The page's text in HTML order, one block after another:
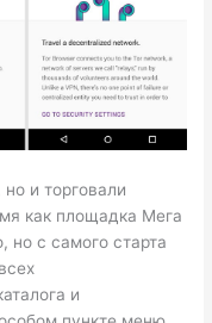
и торговали
как площадка Мега
но с самого старта
и